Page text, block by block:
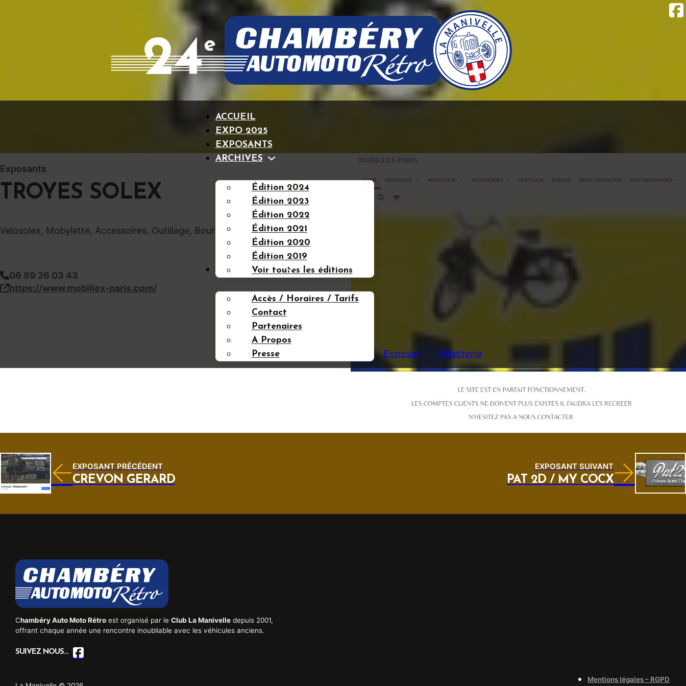
24e
ACCUEIL
EXPO 2025
EXPOSANTS
ARCHIVES
Édition 2024
Édition 2023
Édition 2022
Édition 2021
Édition 2020
Édition 2019
Voir toutes les éditions
INFOS UTILES
Accès / Horaires / Tarifs
Contact
Partenaires
A Propos
Presse
Exposer Billetterie
Exposants
TROYES SOLEX
Velosolex, Mobylette, Accessoires, Outillage, Bourse
06 89 26 03 43
https://www.mobillex-paris.com/
EXPOSANT PRÉCÉDENT
CREVON GERARD
EXPOSANT SUIVANT
PAT 2D / MY COCX
Chambéry Auto Moto Rétroest organisé par le Club La Manivelledepuis 2001,
offrant chaque année une rencontre inoubliable avec les véhicules anciens.
SUIVEZ NOUS...
Mentions légales – RGPD